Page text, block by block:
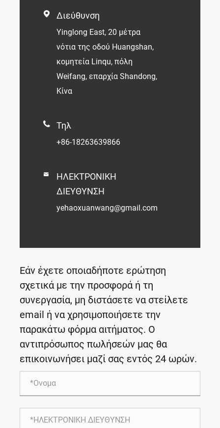
 Διεύθυνση
Yinglong East, 20 μέτρα
νότια της οδού Huangshan,
κομητεία Linqu, πόλη
Weifang, επαρχία Shandong,
Κίνα
 Τηλ
+86-18263639866

ΗΛΕΚΤΡΟΝΙΚΗ
ΔΙΕΥΘΥΝΣΗ
yehaoxuanwang@gmail.com
Εάν έχετε οποιαδήποτε ερώτηση
σχετικά με την προσφορά ή τη
συνεργασία, μη διστάσετε να στείλετε
email ή να χρησιμοποιήσετε την
παρακάτω φόρμα αιτήματος. Ο
αντιπρόσωπος πωλήσεών μας θα
επικοινωνήσει μαζί σας εντός 24 ωρών.